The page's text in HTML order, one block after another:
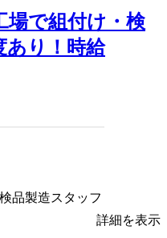
場で組付け・検
り！時給
品製造スタッフ
詳細を表示